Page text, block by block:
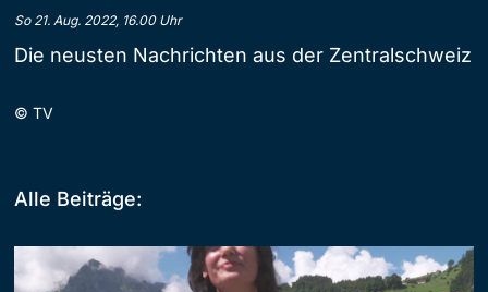
So 21. Aug. 2022, 16.00 Uhr
Die neusten Nachrichten aus der Zentralschweiz
© TV
Alle Beiträge: